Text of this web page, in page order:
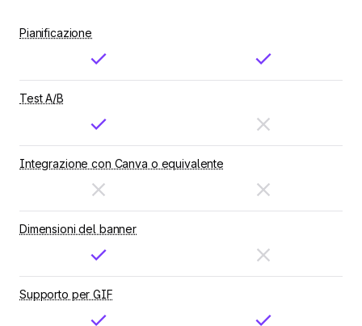
Pianificazione
Test A/B
Integrazione con Canva o equivalente
Dimensioni del banner
Supporto per GIF